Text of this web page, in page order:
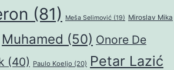
(81) Meša Selimović (19) Miroslav Mika
Muhamed (50) Onore De
(40) Paulo Koeljo (20) Petar Lazić